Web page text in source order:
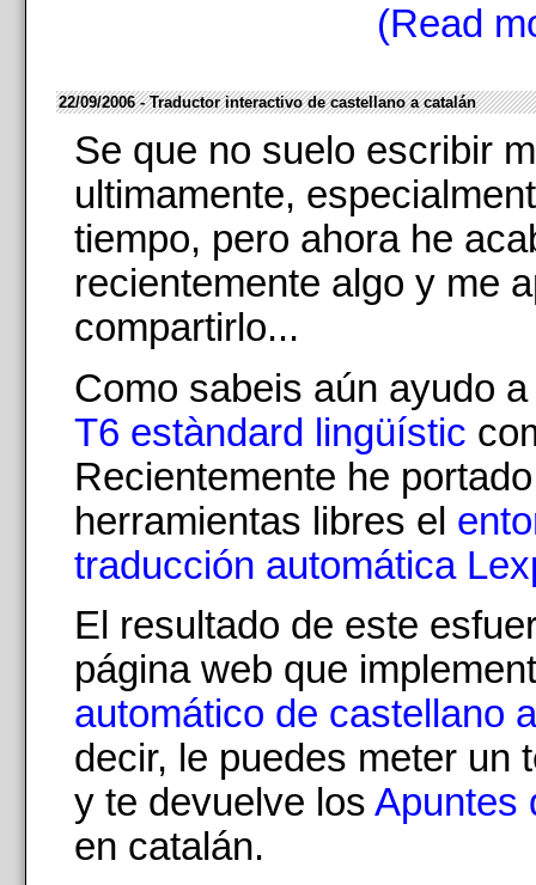
(Read
22/09/2006 - Traductor interactivo de castellano a catalán
Se que no suelo escribir
ultimamente,
tiempo, pero ahora he
recientemente algo y me
compartirlo...
Como sabeis aún ayudo
T6 estàndard lingüístic
Recientemente he
herramientas libres el
traducción automática
El resultado de este
página web que
automático de castellano
decir, le puedes meter un
y te devuelve los Apuntes
en catalán.